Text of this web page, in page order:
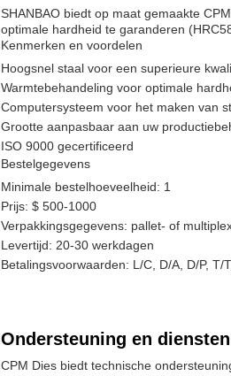
SHANBAO biedt op maat gemaakte
optimale hardheid te garanderen
Kenmerken en voordelen
Hoogsnel staal voor een superieure
Warmtebehandeling voor optimale
Computersysteem voor het maken van
Grootte aanpasbaar aan uw
ISO 9000 gecertificeerd
Bestelgegevens
Minimale bestelhoeveelheid: 1
Prijs: $ 500-1000
Verpakkingsgegevens: pallet- of
Levertijd: 20-30 werkdagen
Betalingsvoorwaarden: L/C, D/A, D/P, T/
Ondersteuning en
CPM Dies biedt technische